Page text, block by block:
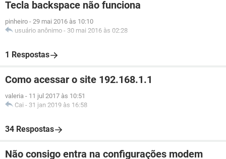
Tecla backspace não funciona
pinheiro - 29 mai 2016 às 10:10
usuário anônimo - 30 mai 2016 às 02:28
1 Respostas
Como acessar o site 192.168.1.1
valeria - 11 jul 2017 às 10:51
Cai - 31 jan 2019 às 16:58
34 Respostas
Não consigo entra na configurações modem